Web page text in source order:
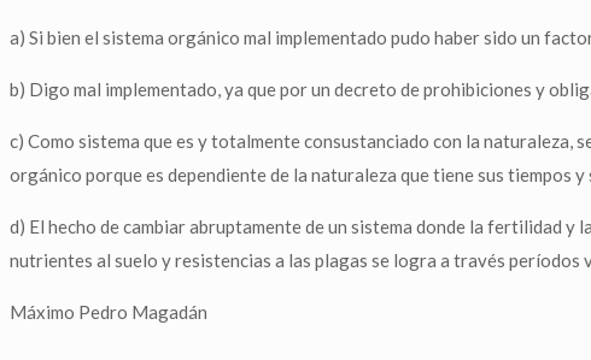
a) Si bien el sistema orgánico mal implementado pudo haber sido un
b) Digo mal implementado, ya que por un decreto de prohibiciones y
c) Como sistema que es y totalmente consustanciado con la naturaleza,
orgánico porque es dependiente de la naturaleza que tiene sus tiempos y
d) El hecho de cambiar abruptamente de un sistema donde la fertilidad
nutrientes al suelo y resistencias a las plagas se logra a través períodos
Máximo Pedro Magadán